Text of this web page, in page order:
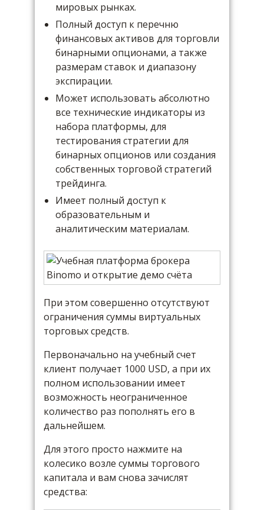
мировых рынках.
Полный доступ к перечню
финансовых активов для торговли
бинарными опционами, а также
размерам ставок и диапазону
экспирации.
Может использовать абсолютно
все технические индикаторы из
набора платформы, для
тестирования стратегии для
бинарных опционов или создания
собственных торговой стратегий
трейдинга.
Имеет полный доступ к
образовательным и
аналитическим материалам.
При этом совершенно отсутствуют
ограничения суммы виртуальных
торговых средств.
Первоначально на учебный счет
клиент получает 1000 USD, а при их
полном использовании имеет
возможность неограниченное
количество раз пополнять его в
дальнейшем.
Для этого просто нажмите на
колесико возле суммы торгового
капитала и вам снова зачислят
средства: